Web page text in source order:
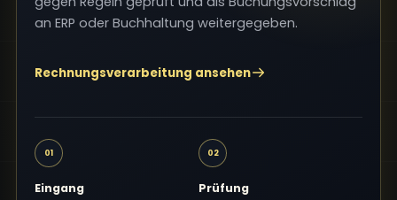
an ERP oder Buchhaltung weitergegeben.
Rechnungsverarbeitung ansehen
01
Eingang
02
Prüfung